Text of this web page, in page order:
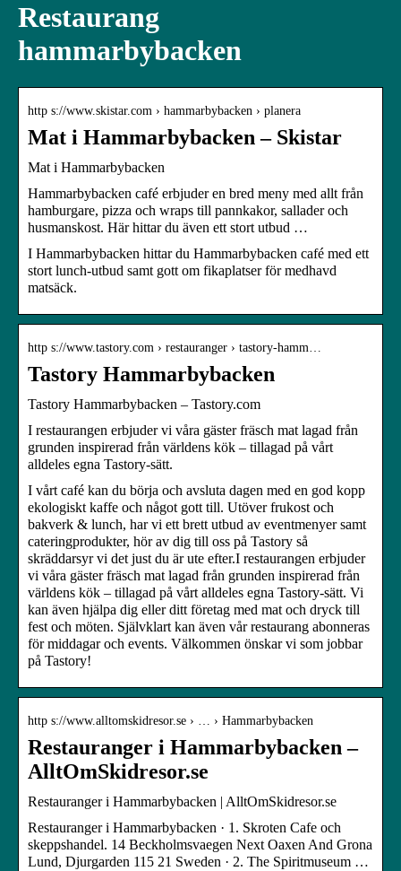
Restaurang
hammarbybacken
http s://www.skistar.com › hammarbybacken › planera
Mat i Hammarbybacken – Skistar
Mat i Hammarbybacken
Hammarbybacken café erbjuder en bred meny med allt från
hamburgare, pizza och wraps till pannkakor, sallader och
husmanskost. Här hittar du även ett stort utbud …
I Hammarbybacken hittar du Hammarbybacken café med ett
stort lunch-utbud samt gott om fikaplatser för medhavd
matsäck.
http s://www.tastory.com › restauranger › tastory-hamm…
Tastory Hammarbybacken
Tastory Hammarbybacken – Tastory.com
I restaurangen erbjuder vi våra gäster fräsch mat lagad från
grunden inspirerad från världens kök – tillagad på vårt
alldeles egna Tastory-sätt.
I vårt café kan du börja och avsluta dagen med en god kopp
ekologiskt kaffe och något gott till. Utöver frukost och
bakverk & lunch, har vi ett brett utbud av eventmenyer samt
cateringprodukter, hör av dig till oss på Tastory så
skräddarsyr vi det just du är ute efter.I restaurangen erbjuder
vi våra gäster fräsch mat lagad från grunden inspirerad från
världens kök – tillagad på vårt alldeles egna Tastory-sätt. Vi
kan även hjälpa dig eller ditt företag med mat och dryck till
fest och möten. Självklart kan även vår restaurang abonneras
för middagar och events. Välkommen önskar vi som jobbar
på Tastory!
http s://www.alltomskidresor.se › … › Hammarbybacken
Restauranger i Hammarbybacken –
AlltOmSkidresor.se
Restauranger i Hammarbybacken | AlltOmSkidresor.se
Restauranger i Hammarbybacken · 1. Skroten Cafe och
skeppshandel. 14 Beckholmsvaegen Next Oaxen And Grona
Lund, Djurgarden 115 21 Sweden · 2. The Spiritmuseum …